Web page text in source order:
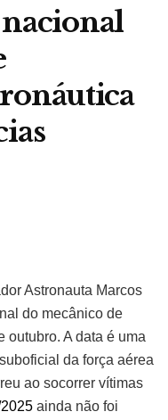
Astronauta Marcos
do mecânico de
outubro. A data é uma
da força aérea
ao socorrer vítimas
ainda não foi